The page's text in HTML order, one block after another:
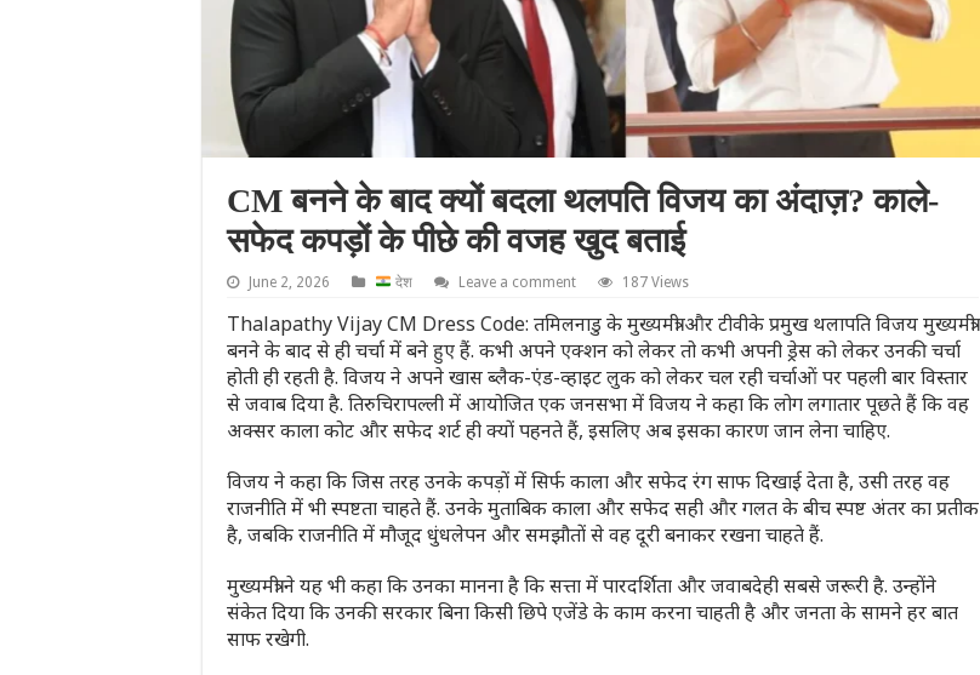
CM बनने के बाद क्यों बदला थलपति विजय का अंदाज़? काले-
सफेद कपड़ों के पीछे की वजह खुद बताई
June 2, 2026 देश Leave a comment 187 Views
Thalapathy Vijay CM Dress Code: तमिलनाडु के मुख्यमंत्री और टीवीके प्रमुख थलापति व‍िजय मुख्‍यमंत्री
बनने के बाद से ही चर्चा में बने हुए हैं. कभी अपने एक्‍शन को लेकर तो कभी अपनी ड्रेस को लेकर उनकी चर्चा
होती ही रहती है. व‍िजय ने अपने खास ब्लैक-एंड-व्हाइट लुक को लेकर चल रही चर्चाओं पर पहली बार विस्तार
से जवाब दिया है. तिरुचिरापल्ली में आयोजित एक जनसभा में विजय ने कहा कि लोग लगातार पूछते हैं कि वह
अक्सर काला कोट और सफेद शर्ट ही क्यों पहनते हैं, इसलिए अब इसका कारण जान लेना चाहिए.
विजय ने कहा कि जिस तरह उनके कपड़ों में सिर्फ काला और सफेद रंग साफ दिखाई देता है, उसी तरह वह
राजनीति में भी स्पष्टता चाहते हैं. उनके मुताबिक काला और सफेद सही और गलत के बीच स्पष्ट अंतर का प्रतीक
है, जबकि राजनीति में मौजूद धुंधलेपन और समझौतों से वह दूरी बनाकर रखना चाहते हैं.
मुख्यमंत्री ने यह भी कहा कि उनका मानना है कि सत्ता में पारदर्शिता और जवाबदेही सबसे जरूरी है. उन्होंने
संकेत दिया कि उनकी सरकार बिना किसी छिपे एजेंडे के काम करना चाहती है और जनता के सामने हर बात
साफ रखेगी.